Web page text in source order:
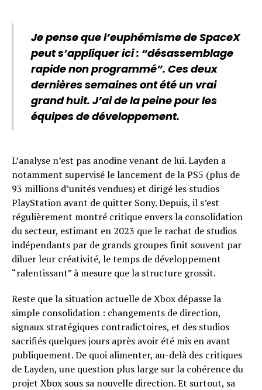
Je pense que l’euphémisme de SpaceX
peut s’appliquer ici : “désassemblage
rapide non programmé”. Ces deux
dernières semaines ont été un vrai
grand huit. J’ai de la peine pour les
équipes de développement.
L’analyse n’est pas anodine venant de lui. Layden a
notamment supervisé le lancement de la PS5 (plus de
93 millions d’unités vendues) et dirigé les studios
PlayStation avant de quitter Sony. Depuis, il s’est
régulièrement montré critique envers la consolidation
du secteur, estimant en 2023 que le rachat de studios
indépendants par de grands groupes finit souvent par
diluer leur créativité, le temps de développement
“ralentissant” à mesure que la structure grossit.
Reste que la situation actuelle de Xbox dépasse la
simple consolidation : changements de direction,
signaux stratégiques contradictoires, et des studios
sacrifiés quelques jours après avoir été mis en avant
publiquement. De quoi alimenter, au-delà des critiques
de Layden, une question plus large sur la cohérence du
projet Xbox sous sa nouvelle direction. Et surtout, sa